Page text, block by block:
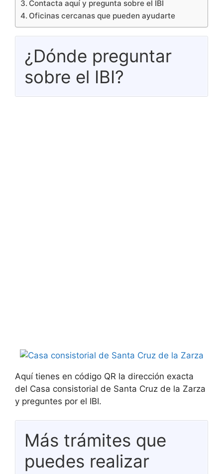
Contacta aquí y pregunta sobre el IBI
Oficinas cercanas que pueden ayudarte
¿Dónde preguntar
sobre el IBI?
Aquí tienes en código QR la dirección exacta
del Casa consistorial de Santa Cruz de la Zarza
y preguntes por el IBI.
Más trámites que
puedes realizar